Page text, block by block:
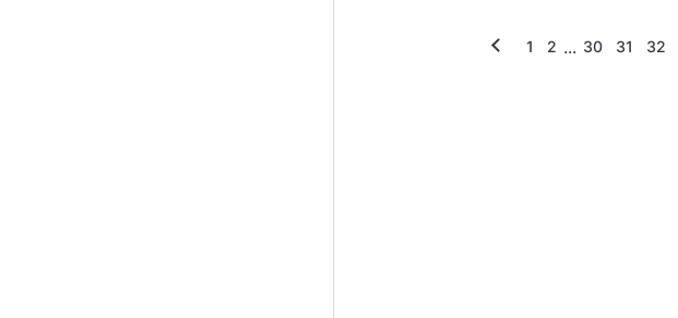
1 2 ... 30 31 32